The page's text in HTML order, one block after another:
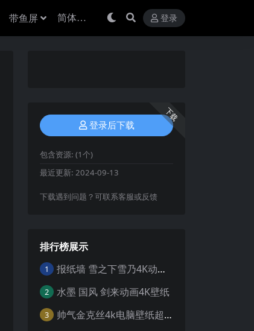
带鱼屏 登录
下载
登录后下载
包含资源: (1个)
最近更新: 2024-09-13
下载遇到问题？可联系客服或反馈
排行榜展示
1 报纸墙 雪之下雪乃4K动漫壁纸
2 水墨 国风 剑来动画4K壁纸
3 帅气金克丝4k电脑壁纸超清